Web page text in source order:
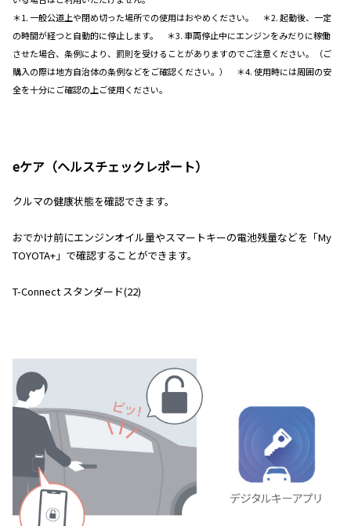
＊1. 一般公道上や閉め切った場所での使用はおやめください。 ＊2. 起動後、一定
の時間が経つと自動的に停止します。 ＊3. 車両停止中にエンジンをみだりに稼働
させた場合、条例により、罰則を受けることがありますのでご注意ください。（ご
購入の際は地方自治体の条例などをご確認ください。） ＊4. 使用時には周囲の安
全を十分にご確認の上ご使用ください。
eケア（ヘルスチェックレポート）
クルマの健康状態を確認できます。
おでかけ前にエンジンオイル量やスマートキーの電池残量などを「My
TOYOTA+」で確認することができます。
T-Connect スタンダード(22)